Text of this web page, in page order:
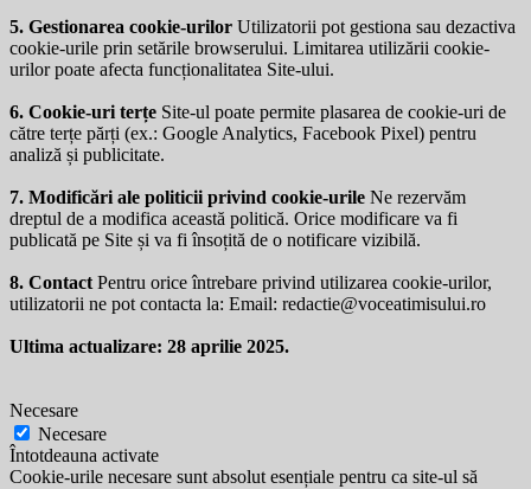
5. Gestionarea cookie-urilor Utilizatorii pot gestiona sau dezactiva
cookie-urile prin setările browserului. Limitarea utilizării cookie-
urilor poate afecta funcționalitatea Site-ului.
6. Cookie-uri terțe Site-ul poate permite plasarea de cookie-uri de
către terțe părți (ex.: Google Analytics, Facebook Pixel) pentru
analiză și publicitate.
7. Modificări ale politicii privind cookie-urile Ne rezervăm
dreptul de a modifica această politică. Orice modificare va fi
publicată pe Site și va fi însoțită de o notificare vizibilă.
8. Contact Pentru orice întrebare privind utilizarea cookie-urilor,
utilizatorii ne pot contacta la: Email: redactie@voceatimisului.ro
Ultima actualizare: 28 aprilie 2025.
Necesare
Necesare
Întotdeauna activate
Cookie-urile necesare sunt absolut esențiale pentru ca site-ul să